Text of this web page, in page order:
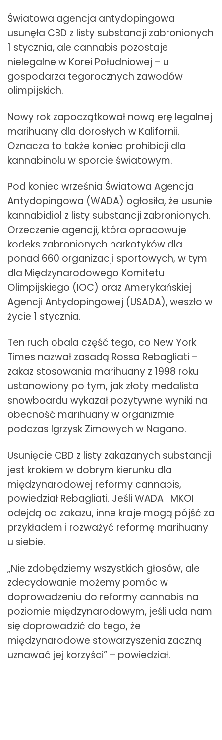
Światowa agencja antydopingowa
usunęła CBD z listy substancji zabronionych
1 stycznia, ale cannabis pozostaje
nielegalne w Korei Południowej – u
gospodarza tegorocznych zawodów
olimpijskich.
Nowy rok zapoczątkował nową erę legalnej
marihuany dla dorosłych w Kalifornii.
Oznacza to także koniec prohibicji dla
kannabinolu w sporcie światowym.
Pod koniec września Światowa Agencja
Antydopingowa (WADA) ogłosiła, że usunie
kannabidiol z listy substancji zabronionych.
Orzeczenie agencji, która opracowuje
kodeks zabronionych narkotyków dla
ponad 660 organizacji sportowych, w tym
dla Międzynarodowego Komitetu
Olimpijskiego (IOC) oraz Amerykańskiej
Agencji Antydopingowej (USADA), weszło w
życie 1 stycznia.
Ten ruch obala część tego, co New York
Times nazwał zasadą Rossa Rebagliati –
zakaz stosowania marihuany z 1998 roku
ustanowiony po tym, jak złoty medalista
snowboardu wykazał pozytywne wyniki na
obecność marihuany w organizmie
podczas Igrzysk Zimowych w Nagano.
Usunięcie CBD z listy zakazanych substancji
jest krokiem w dobrym kierunku dla
międzynarodowej reformy cannabis,
powiedział Rebagliati. Jeśli WADA i MKOI
odejdą od zakazu, inne kraje mogą pójść za
przykładem i rozważyć reformę marihuany
u siebie.
„Nie zdobędziemy wszystkich głosów, ale
zdecydowanie możemy pomóc w
doprowadzeniu do reformy cannabis na
poziomie międzynarodowym, jeśli uda nam
się doprowadzić do tego, że
międzynarodowe stowarzyszenia zaczną
uznawać jej korzyści” – powiedział.